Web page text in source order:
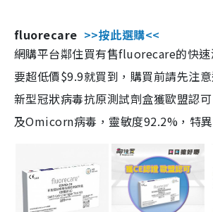
fluorecare >>按此選購<<
網購平台鄰住買有售fluorecare的快速
要超低價$9.9就買到，購買前請先注
新型冠狀病毒抗原測試劑盒獲歐盟認
及Omicorn病毒，靈敏度92.2%，特